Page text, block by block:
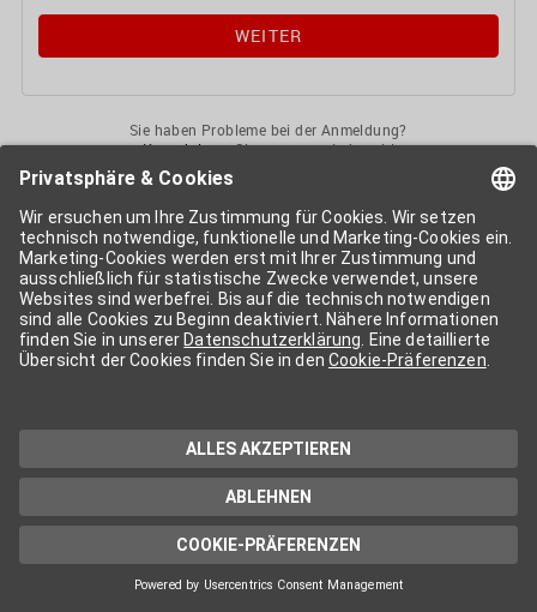
Sie haben Probleme bei der Anmeldung?
KontaktierenSie uns gerne jederzeit!
APA-User
Services der APA-Gruppe. Für die Nutzung der einzelnen Anwendungen
kann eine weitere Freischaltung nötig sein. Kosten fallen nur nach einer
Bestellung und genauer Kosteninformation an.
Wenn nicht anders erwähnt, gelten dieAllgemeinen
Geschäftsbedingungender APA - Austria Presse Agentur.
Die von Ihnen angegebenen Daten werden ausschließlich für die
Zwecke der Demo-Nutzung bzw. des Vertragsverhältnisses genutzt.
Eine darüber hinaus gehende oder andersartige Verwendung ist nur mit
technischen Support stehen wir Ihnen jederzeit gerne zur Verfügung.
Datenschutzerklärung
Cookie-Präferenzen